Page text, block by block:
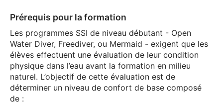
Prérequis pour la formation
Les programmes SSI de niveau débutant - Open
Water Diver, Freediver, ou Mermaid - exigent que les
élèves effectuent une évaluation de leur condition
physique dans l’eau avant la formation en milieu
naturel. L’objectif de cette évaluation est de
déterminer un niveau de confort de base composé
de :